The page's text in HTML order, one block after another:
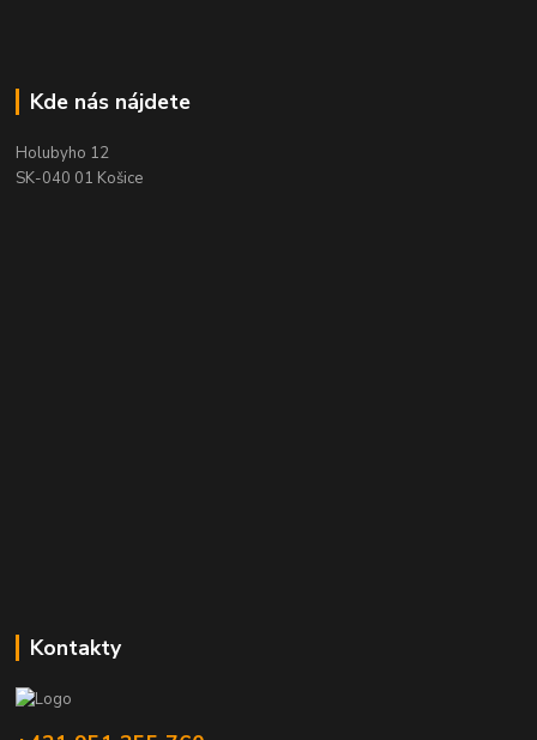
Kde nás nájdete
Holubyho 12
SK-040 01 Košice
Kontakty